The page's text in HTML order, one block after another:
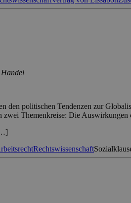
politischen Tendenzen zur
Themenkreise: Die
Rechtswissenschaft